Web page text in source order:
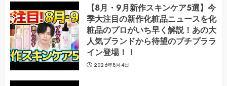
【8月・9月新作スキンケア5選】今
季大注目の新作化粧品ニュースを化
粧品のプロがいち早く解説！あの大
人気ブランドから待望のプチプララ
イン登場！！
2026年8月4日